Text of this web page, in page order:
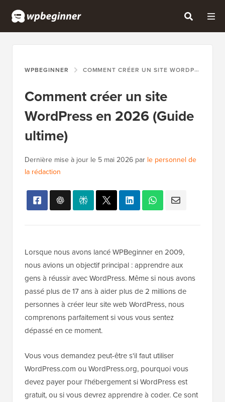
WPBEGINNER COMMENT CRÉER UN SITE WORDPRESS EN 2026 (GUIDE ULTIME)
Comment créer un site
WordPress en 2026 (Guide
ultime)
Dernière mise à jour le 5 mai 2026 par le personnel de
la rédaction
Lorsque nous avons lancé WPBeginner en 2009,
nous avions un objectif principal : apprendre aux
gens à réussir avec WordPress. Même si nous avons
passé plus de 17 ans à aider plus de 2 millions de
personnes à créer leur site web WordPress, nous
comprenons parfaitement si vous vous sentez
dépassé en ce moment.
Vous vous demandez peut-être s'il faut utiliser
WordPress.com ou WordPress.org, pourquoi vous
devez payer pour l'hébergement si WordPress est
gratuit, ou si vous devrez apprendre à coder. Ce sont